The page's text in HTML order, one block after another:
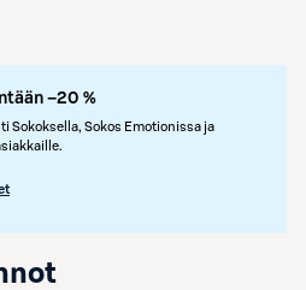
–20 %
Sokoksella, Sokos Emotionissa ja